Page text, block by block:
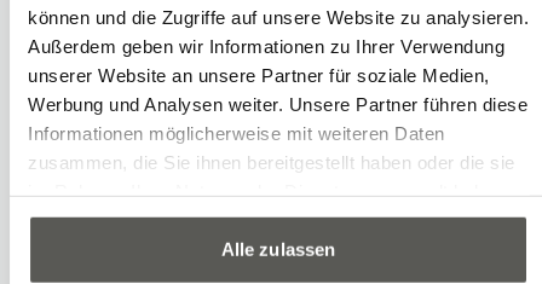
können und die Zugriffe auf unsere Website zu analysieren.
Außerdem geben wir Informationen zu Ihrer Verwendung
unserer Website an unsere Partner für soziale Medien,
Werbung und Analysen weiter. Unsere Partner führen diese
Informationen möglicherweise mit weiteren Daten
zusammen, die Sie ihnen bereitgestellt haben oder die sie
Alle zulassen
à Aarau, en imprimant des pièces
intéressantes avec son imprimante 3D
ou en faisant voler ses avions modèles
ou son drone.
Nous sommes très heureux que Jamie
enrichisse notre équipe et lui souhaitons
tout le meilleur de tout cœur.